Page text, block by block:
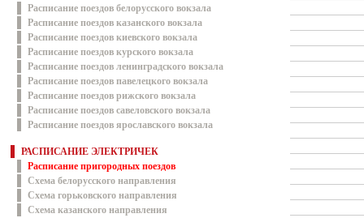
Расписание поездов белорусского вокзала
Расписание поездов казанского вокзала
Расписание поездов киевского вокзала
Расписание поездов курского вокзала
Расписание поездов ленинградского вокзала
Расписание поездов павелецкого вокзала
Расписание поездов рижского вокзала
Расписание поездов савеловского вокзала
Расписание поездов ярославского вокзала
РАСПИСАНИЕ ЭЛЕКТРИЧЕК
Расписание пригородных поездов
Схема белорусского направления
Схема горьковского направления
Схема казанского направления